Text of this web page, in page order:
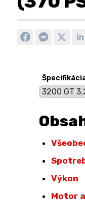
Výkon
Motor